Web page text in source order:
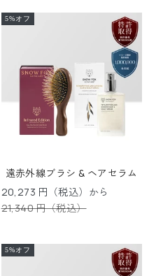
5%オフ
遠赤外線ブラシ & ヘアセラム
セール価格
20,273 円（税込）から
通常価格
21,340 円（税込）
5%オフ